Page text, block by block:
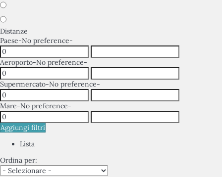
Distanze
Paese-No preference-
Aeroporto-No preference-
Supermercato-No preference-
Mare-No preference-
Aggiungi filtri
Lista
Ordina per: